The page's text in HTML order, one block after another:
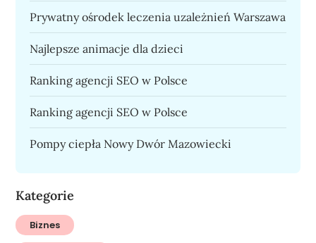
Prywatny ośrodek leczenia uzależnień Warszawa
Najlepsze animacje dla dzieci
Ranking agencji SEO w Polsce
Ranking agencji SEO w Polsce
Pompy ciepła Nowy Dwór Mazowiecki
Kategorie
Biznes